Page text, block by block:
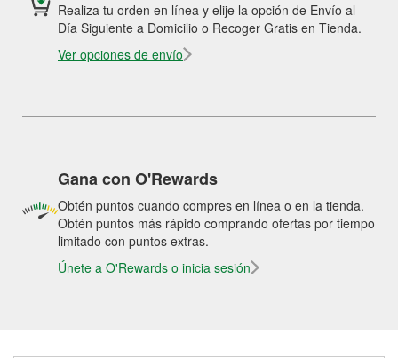
Realiza tu orden en línea y elije la opción de Envío al
Día Siguiente a Domicilio o Recoger Gratis en Tienda.
Ver opciones de envío
Gana con O'Rewards
Obtén puntos cuando compres en línea o en la tienda.
Obtén puntos más rápido comprando ofertas por tiempo
limitado con puntos extras.
Únete a O'Rewards o inicia sesión